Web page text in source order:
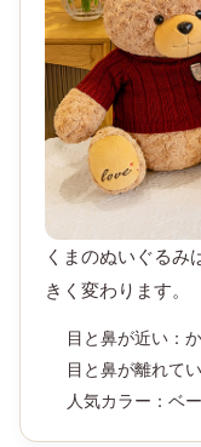
くまのぬいぐるみ
きく変わります。
目と鼻が近い：
目と鼻が離れて
人気カラー：ベ